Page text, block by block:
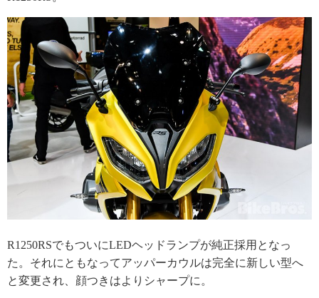
R1250RSでもついにLEDヘッドランプが純正採用となっ
た。それにともなってアッパーカウルは完全に新しい型へ
と変更され、顔つきはよりシャープに。